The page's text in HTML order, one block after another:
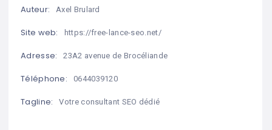
Auteur: Axel Brulard
Site web: https://free-lance-seo.net/
Adresse: 23A2 avenue de Brocéliande
Téléphone: 0644039120
Tagline: Votre consultant SEO dédié